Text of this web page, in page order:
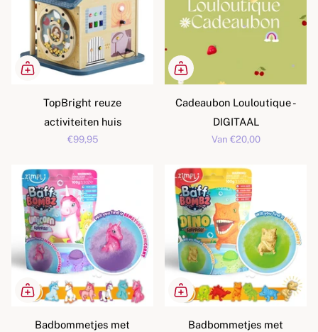
TopBright reuze
activiteiten huis
€99,95
Cadeaubon Louloutique -
DIGITAAL
Van €20,00
Badbommetjes met
Badbommetjes met